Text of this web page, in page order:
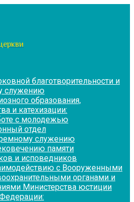
благотворительности и
служению
образования,
и катехизации:
с молодежью
отдел
служению
памяти
и исповедников
с Вооруженными
органами и
Министерства юстиции